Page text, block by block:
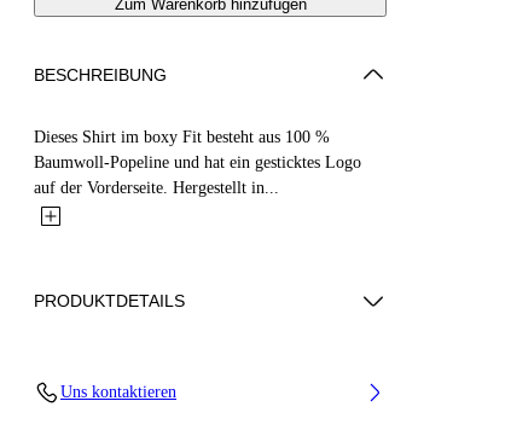
Zum Warenkorb hinzufügen
BESCHREIBUNG
Dieses Shirt im boxy Fit besteht aus 100 %
Baumwoll-Popeline und hat ein gesticktes Logo
auf der Vorderseite. Hergestellt in...
PRODUKTDETAILS
Cm)Brustumfang: 28” (73 Cm)Taille: 23“ (60
Uns kontaktieren